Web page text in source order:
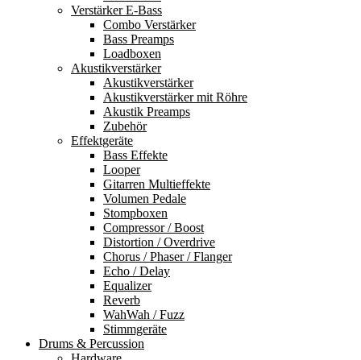
Verstärker E-Bass
Combo Verstärker
Bass Preamps
Loadboxen
Akustikverstärker
Akustikverstärker
Akustikverstärker mit Röhre
Akustik Preamps
Zubehör
Effektgeräte
Bass Effekte
Looper
Gitarren Multieffekte
Volumen Pedale
Stompboxen
Compressor / Boost
Distortion / Overdrive
Chorus / Phaser / Flanger
Echo / Delay
Equalizer
Reverb
WahWah / Fuzz
Stimmgeräte
Drums & Percussion